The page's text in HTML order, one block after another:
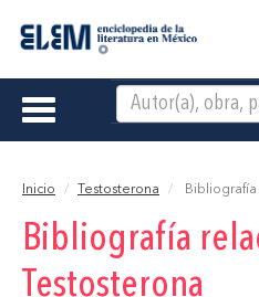
Toggle
Inicio Testosterona
Bibliografía
Testosterona